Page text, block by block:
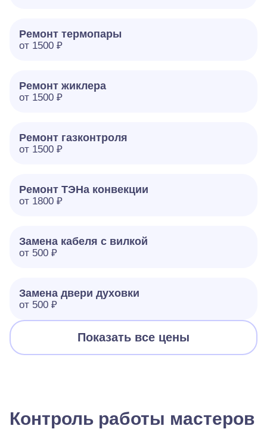
Ремонт термопары
от 1500 ₽
Ремонт жиклера
от 1500 ₽
Ремонт газконтроля
от 1500 ₽
Ремонт ТЭНа конвекции
от 1800 ₽
Замена кабеля с вилкой
от 500 ₽
Замена двери духовки
от 500 ₽
Показать все цены
Контроль работы мастеров